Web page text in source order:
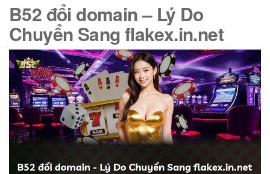
B52 đổi domain– Lý Do
Chuyển Sangflakex.in.net